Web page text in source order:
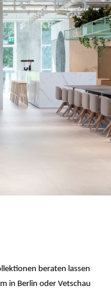
beraten lassen
in Berlin oder Vetschau